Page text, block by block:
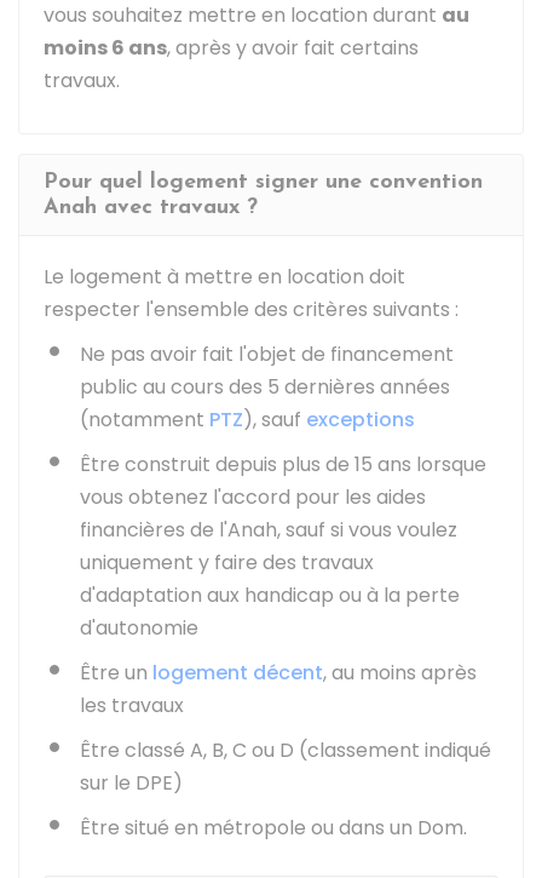
vous souhaitez mettre en location durant au
moins 6 ans, après y avoir fait certains
travaux.
Pour quel logement signer une convention
Anah avec travaux ?
Le logement à mettre en location doit
respecter l'ensemble des critères suivants :
Ne pas avoir fait l'objet de financement
public au cours des 5 dernières années
(notamment PTZ), sauf exceptions
Être construit depuis plus de 15 ans lorsque
vous obtenez l'accord pour les aides
financières de l'Anah, sauf si vous voulez
uniquement y faire des travaux
d'adaptation aux handicap ou à la perte
d'autonomie
Être un logement décent, au moins après
les travaux
Être classé A, B, C ou D (classement indiqué
sur le DPE)
Être situé en métropole ou dans un Dom.